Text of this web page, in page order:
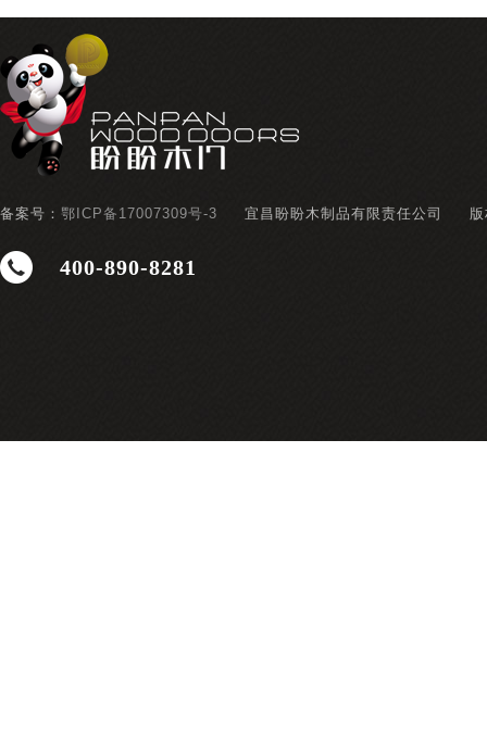
备案号： 鄂ICP备17007309号-3 宜昌盼盼木制品有限责任公司
400-890-8281